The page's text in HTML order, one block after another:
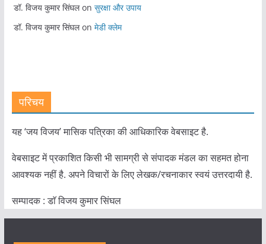
डॉ. विजय कुमार सिंघलon सुरक्षा और उपाय
डॉ. विजय कुमार सिंघलon मेडी क्लेम
परिचय
यह ‘जय विजय’ मासिक पत्रिका की आधिकारिक वेबसाइट है.
वेबसाइट में प्रकाशित किसी भी सामग्री से संपादक मंडल का सहमत होना
आवश्यक नहीं है. अपने विचारों के लिए लेखक/रचनाकार स्वयं उत्तरदायी है.
सम्पादक : डाॅ विजय कुमार सिंघल